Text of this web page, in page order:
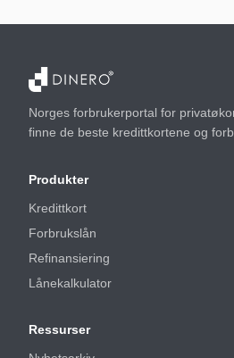
Norges forbrukerportal for
finne de beste kredittkortene og
Produkter
Kredittkort
Forbrukslån
Refinansiering
Lånekalkulator
Ressurser